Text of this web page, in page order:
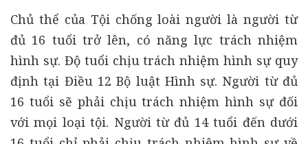
Chủ thể của Tội chống loài người là người từ
đủ 16 tuổi trở lên, có năng lực trách nhiệm
hình sự. Độ tuổi chịu trách nhiệm hình sự quy
định tại Điều 12 Bộ luật Hình sự. Người từ đủ
16 tuổi sẽ phải chịu trách nhiệm hình sự đối
với mọi loại tội. Người từ đủ 14 tuổi đến dưới